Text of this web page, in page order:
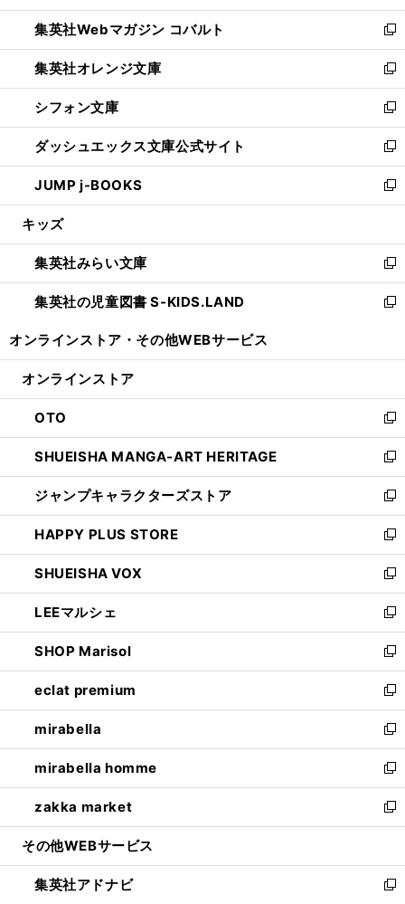
開
く
ウ
で
開
く
ン
ド
ウ
で
開
く
ウ
ィ
ン
ド
ウ
で
開
く
集英社Webマガジン コバルト
新
し
い
ウ
ィ
ン
ド
ウ
で
開
集英社オレンジ文庫
新
し
い
ウ
ィ
ン
ド
ウ
開
く
シフォン文庫
新
し
い
ウ
ィ
ン
ウ
で
開
く
ダッシュエックス文庫公式サイト
新
し
い
ウ
ン
ド
ウ
で
JUMP j-BOOKS
新
し
ウ
ィ
ン
ド
開
キッズ
集英社みらい文庫
新
し
い
ン
ウ
で
開
く
集英社の児童図書 S-KIDS.LAND
新
ウ
ン
ド
ウ
で
開
く
オンラインストア・ その他WEBサービス
オンラインストア
OTO
新
し
い
ウ
ィ
ン
ド
ウ
で
開
く
SHUEISHA MANGA-ART HERITAGE
新
し
い
ウ
ィ
ン
ド
ウ
で
開
く
ジャンプキャラクターズストア
新
し
い
ウ
ィ
ン
ド
ウ
で
開
く
HAPPY PLUS STORE
新
し
い
ウ
ィ
ン
ド
ウ
で
開
く
SHUEISHA VOX
新
し
い
ウ
ィ
ン
ド
ウ
で
開
く
LEEマルシェ
新
し
い
ウ
ィ
ン
ド
ウ
で
開
く
SHOP Marisol
新
し
い
ウ
ィ
ン
ド
ウ
で
開
eclat premium
新
し
い
ウ
ィ
ン
ド
ウ
開
く
mirabella
新
し
い
ウ
ィ
ン
ウ
で
mirabella homme
新
し
い
ウ
ン
ド
zakka market
新
し
ウ
ィ
その他WEBサービス
集英社アドナビ
新